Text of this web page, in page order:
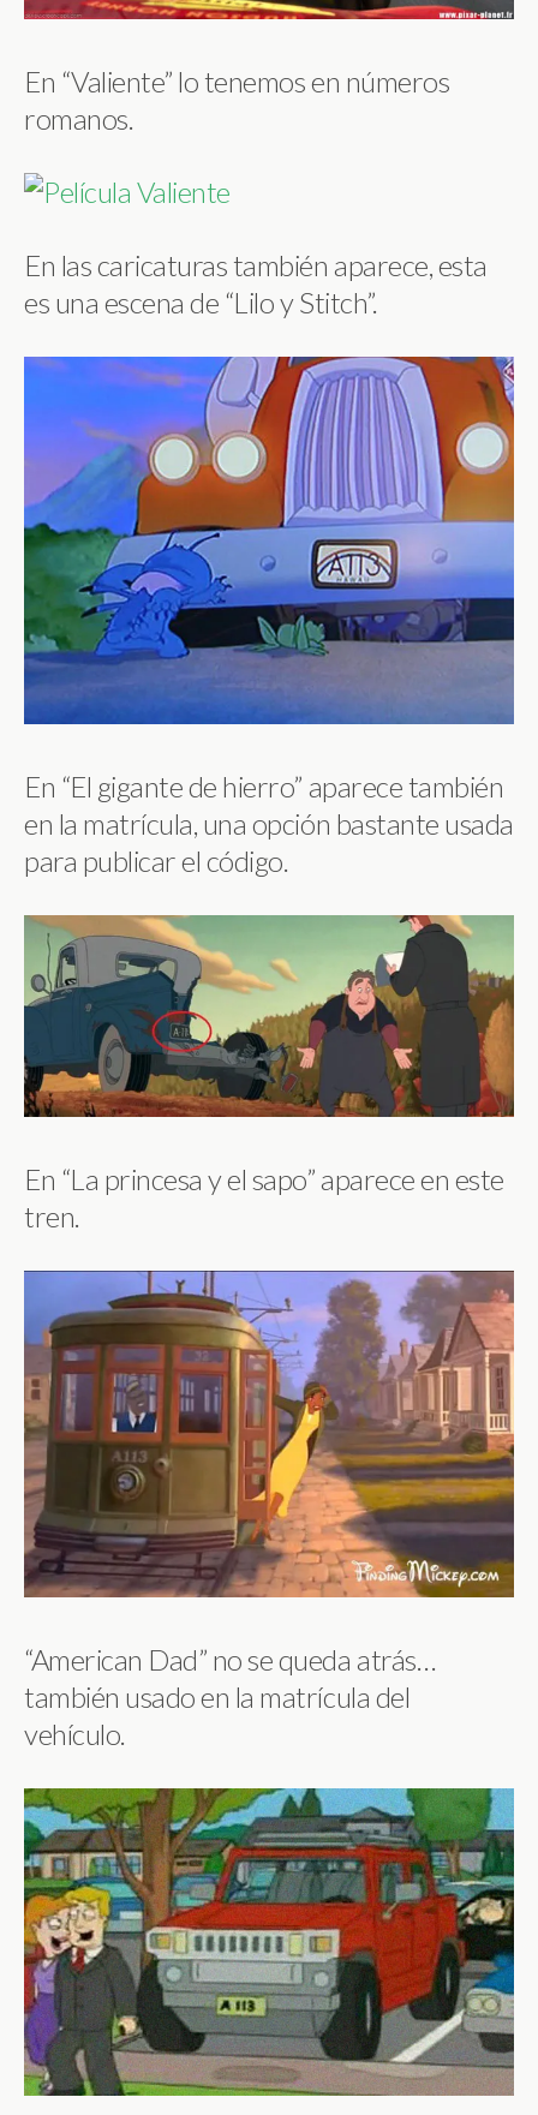
En “Valiente” lo tenemos en números
romanos.
En las caricaturas también aparece, esta
es una escena de “Lilo y Stitch”.
En “El gigante de hierro” aparece también
en la matrícula, una opción bastante usada
para publicar el código.
En “La princesa y el sapo” aparece en este
tren.
“American Dad” no se queda atrás…
también usado en la matrícula del
vehículo.